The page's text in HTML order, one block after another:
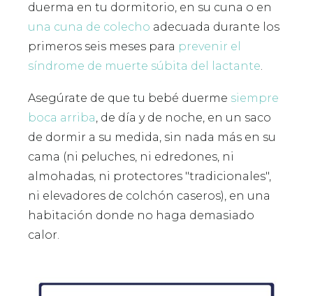
duerma en tu dormitorio, en su cuna o en
una cuna de colecho adecuada durante los
primeros seis meses para prevenir el
síndrome de muerte súbita del lactante.
Asegúrate de que tu bebé duerme siempre
boca arriba, de día y de noche, en un saco
de dormir a su medida, sin nada más en su
cama (ni peluches, ni edredones, ni
almohadas, ni protectores "tradicionales",
ni elevadores de colchón caseros), en una
habitación donde no haga demasiado
calor.